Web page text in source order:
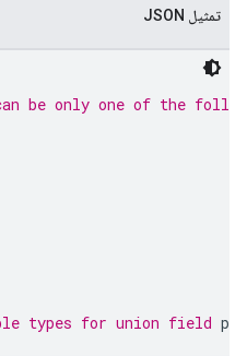
تمثيل JSON
be only one of the
types for union field